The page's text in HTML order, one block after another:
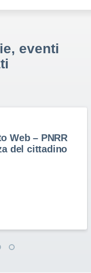
eventi
Web – PNRR
del cittadino